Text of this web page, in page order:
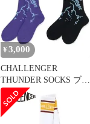
¥3,000
CHALLENGER
THUNDER SOCKS ブラ
ック パープル2足セッ
ト